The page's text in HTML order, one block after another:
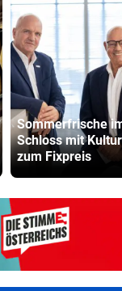
Sommerfrische
Schloss mit Kultur
zum Fixpreis